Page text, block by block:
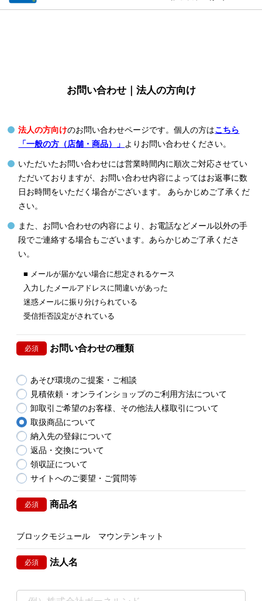
お問い合わせ｜法人の方向け
法人の方向けのお問い合わせページです。個人の方はこちら
「一般の方（店舗・商品）」 よりお問い合わせください。
いただいたお問い合わせには営業時間内に順次ご対応させてい
ただいておりますが、お問い合わせ内容によってはお返事に数
日お時間をいただく場合がございます。 あらかじめご了承くだ
さい。
また、お問い合わせの内容により、お電話などメール以外の手
段でご連絡する場合もございます。あらかじめご了承くださ
い。
■ メールが届かない場合に想定されるケース
入力したメールアドレスに間違いがあった
迷惑メールに振り分けられている
受信拒否設定がされている
必須 お問い合わせの種類
あそび環境のご提案・ご相談
見積依頼・オンラインショップのご利用方法について
卸取引ご希望のお客様、その他法人様取引について
取扱商品について
納入先の登録について
返品・交換について
領収証について
サイトへのご要望・ご質問等
必須 商品名
ブロックモジュール マウンテンキット
必須 法人名